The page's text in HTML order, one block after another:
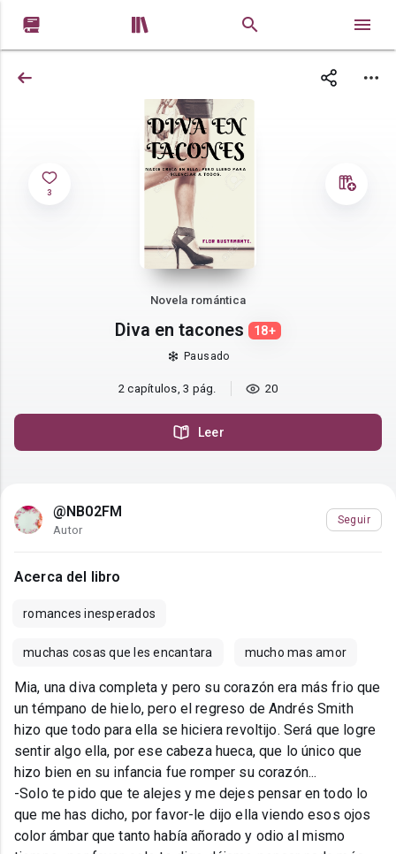
 
3
Novela romántica
Diva en tacones 18+
Pausado
2 capítulos, 3 pág. 20
Leer
@NB02FM
Autor
Seguir
Acerca del libro
romances inesperados
muchas cosas que les encantara mucho mas amor
Mia, una diva completa y pero su corazón era más frio que
un témpano de hielo, pero el regreso de Andrés Smith
hizo que todo para ella se hiciera revoltijo. Será que logre
sentir algo ella, por ese cabeza hueca, que lo único que
hizo bien en su infancia fue romper su corazón...
-Solo te pido que te alejes y me dejes pensar en todo lo
que me has dicho, por favor-le dijo ella viendo esos ojos
color ámbar que tanto había añorado y odio al mismo